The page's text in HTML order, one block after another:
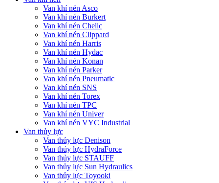
Van khí nén Asco
Van khí nén Burkert
Van khí nén Chelic
Van khí nén Clippard
Van khí nén Harris
Van khí nén Hydac
Van khí nén Konan
Van khí nén Parker
Van khí nén Pneumatic
Van khí nén SNS
Van khí nén Torex
Van khí nén TPC
Van khí nén Univer
Van khí nén VYC Industrial
Van thủy lực
Van thủy lực Denison
Van thủy lực HydraForce
Van thủy lực STAUFF
Van thủy lực Sun Hydraulics
Van thủy lực Toyooki